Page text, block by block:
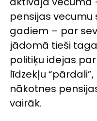
pensijas vecumu
gadiem – par
jādomā tieši
politiķu idejas
līdzekļu
nākotnes
vairāk.